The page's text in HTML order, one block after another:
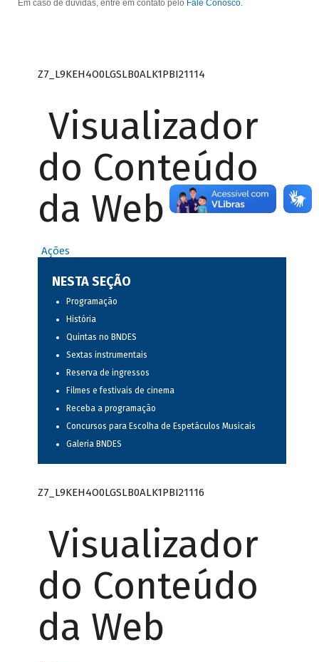
Em caso de dúvidas, entre em contato pelo Fale Conosco.
Z7_L9KEH4O0LGSLB0ALK1PBI21114
Visualizador
do Conteúdo
da Web
Ações
NESTA SEÇÃO
Programação
História
Quintas no BNDES
Sextas instrumentais
Reserva de ingressos
Filmes e festivais de cinema
Receba a programação
Concursos para Escolha de Espetáculos Musicais
Galeria BNDES
Z7_L9KEH4O0LGSLB0ALK1PBI21116
Visualizador
do Conteúdo
da Web